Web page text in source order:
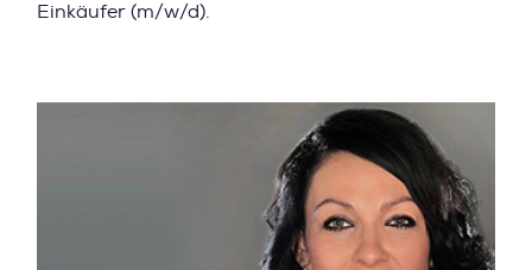
Einkäufer (m/w/d).